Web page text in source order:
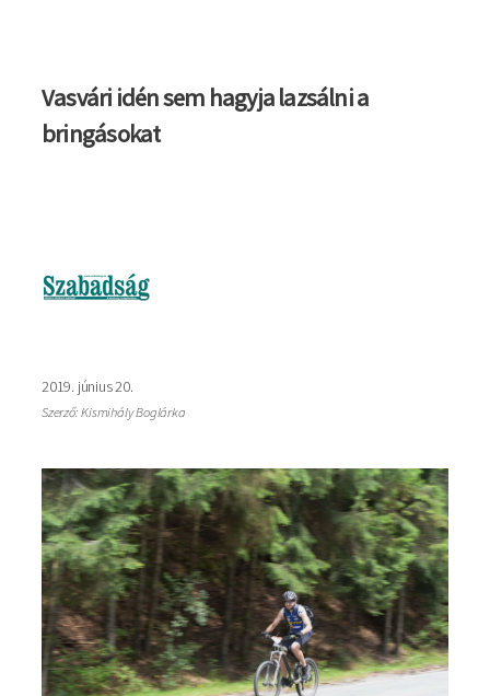
Vasvári idén sem hagyja lazsálni a
bringásokat
2019. június 20.
Szerző: Kismihály Boglárka